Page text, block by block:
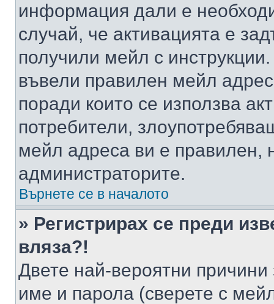
информация дали е
случай, че активацията е
получили мейл с
въвели правилен мейл
поради които се използва
потребители,
мейл адреса ви е правилен,
администраторите.
Върнете се в началото
» Регистрирах се преди
вляза?!
Двете най-вероятни
име и парола (сверете с